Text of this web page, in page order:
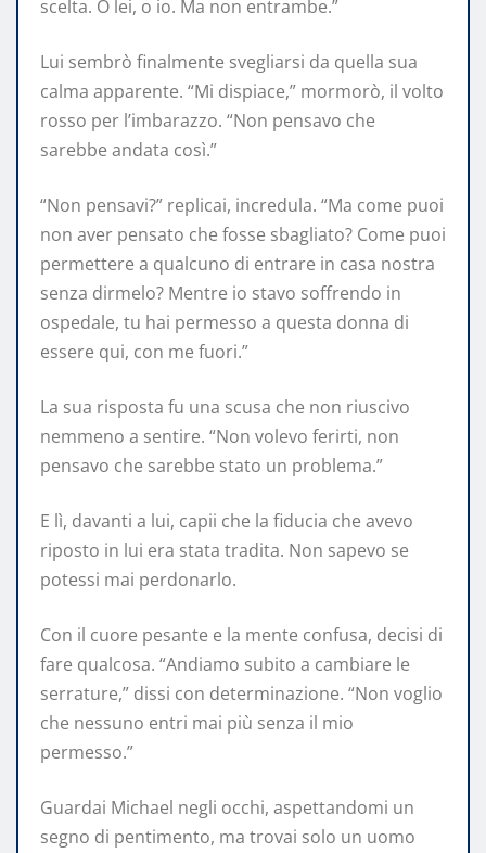
scelta. O lei, o io. Ma non entrambe.”
Lui sembrò finalmente svegliarsi da quella sua
calma apparente. “Mi dispiace,” mormorò, il volto
rosso per l’imbarazzo. “Non pensavo che
sarebbe andata così.”
“Non pensavi?” replicai, incredula. “Ma come puoi
non aver pensato che fosse sbagliato? Come puoi
permettere a qualcuno di entrare in casa nostra
senza dirmelo? Mentre io stavo soffrendo in
ospedale, tu hai permesso a questa donna di
essere qui, con me fuori.”
La sua risposta fu una scusa che non riuscivo
nemmeno a sentire. “Non volevo ferirti, non
pensavo che sarebbe stato un problema.”
E lì, davanti a lui, capii che la fiducia che avevo
riposto in lui era stata tradita. Non sapevo se
potessi mai perdonarlo.
Con il cuore pesante e la mente confusa, decisi di
fare qualcosa. “Andiamo subito a cambiare le
serrature,” dissi con determinazione. “Non voglio
che nessuno entri mai più senza il mio
permesso.”
Guardai Michael negli occhi, aspettandomi un
segno di pentimento, ma trovai solo un uomo